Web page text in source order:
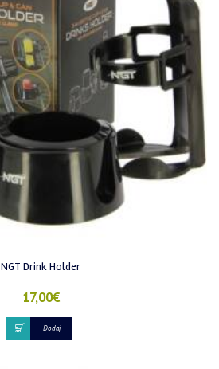
NGT Drink Holder
17,00€
Dodaj